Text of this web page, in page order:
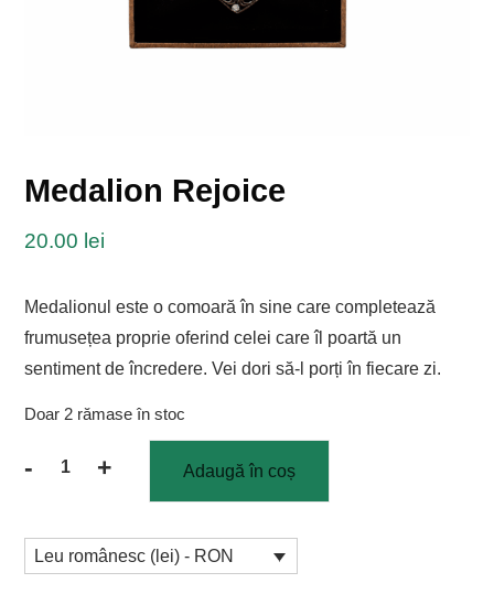
Despre Noi
Medalion Rejoice
20.00 lei
Medalionul este o comoară în sine care completează
frumusețea proprie oferind celei care îl poartă un
sentiment de încredere. Vei dori să-l porți în fiecare zi.
Doar 2 rămase în stoc
-
Cantitate + Adaugă în coș
Leu românesc (lei) - RON